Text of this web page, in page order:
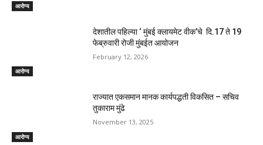
आरोग्य
आरोग्य
देशातील पहिल्या ‘ मुंबई क्लायमेट वीक’चे दि.17 ते 19
फेब्रुवारी रोजी मुंबईत आयोजन
February 12, 2026
आरोग्य
राज्यात एकसमान मानक कार्यपद्धती विकसित – सचिव
तुकाराम मुंढे
November 13, 2025